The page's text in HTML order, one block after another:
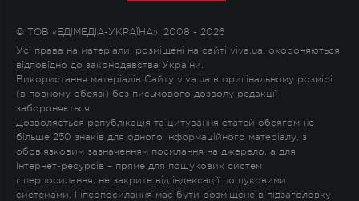
© ТОВ «ЕДІМЕДІА-УКРАЇНА», 2008 - 2026
Усі права на матеріали, розміщені на сайті viva.ua, охороняються
відповідно до законодавства України.
Використання матеріалів Сайту viva.ua в оригінальному розмірі
(в повному обсязі) без письмового дозволу редакції
забороняється.
Дозволяється републікація та цитування статей обсягом не
більше 250 знаків для одного інформаційного матеріалу, з
обов'язковим зазначенням посилання на джерело, а для
Інтернет-ресурсів – пряме для пошукових систем
гіперпосилання, не закрите від індексації пошуковими
системами. Гіперпосилання має бути розміщене в підзаголовку